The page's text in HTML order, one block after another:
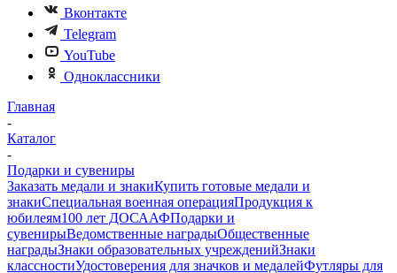
Вконтакте
Telegram
YouTube
Одноклассники
Главная
-
Каталог
-
Подарки и сувениры
Заказать медали и знакиКупить готовые медали и
знакиСпециальная военная операцияПродукция к
юбилеям100 лет ДОСААФПодарки и
сувенирыВедомственные наградыОбщественные
наградыЗнаки образовательных учрежденийЗнаки
классностиУдостоверения для значков и медалейФутляры для